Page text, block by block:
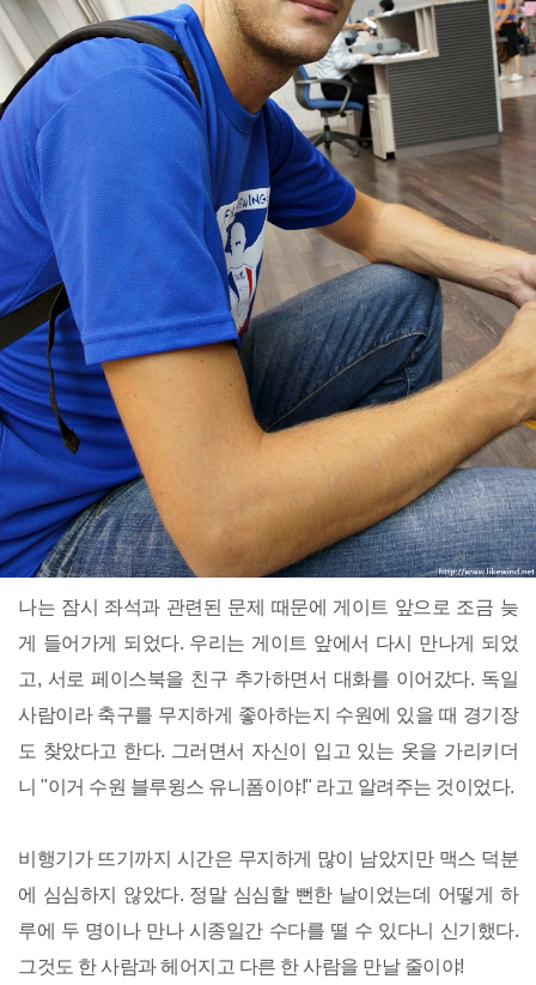
나는 잠시 좌석과 관련된 문제 때문에 게이트 앞으로 조금 늦
게 들어가게 되었다. 우리는 게이트 앞에서 다시 만나게 되었
고, 서로 페이스북을 친구 추가하면서 대화를 이어갔다. 독일
사람이라 축구를 무지하게 좋아하는지 수원에 있을 때 경기장
도 찾았다고 한다. 그러면서 자신이 입고 있는 옷을 가리키더
니 "이거 수원 블루윙스 유니폼이야!" 라고 알려주는 것이었다.
비행기가 뜨기까지 시간은 무지하게 많이 남았지만 맥스 덕분
에 심심하지 않았다. 정말 심심할 뻔한 날이었는데 어떻게 하
루에 두 명이나 만나 시종일간 수다를 떨 수 있다니 신기했다.
그것도 한 사람과 헤어지고 다른 한 사람을 만날 줄이야!